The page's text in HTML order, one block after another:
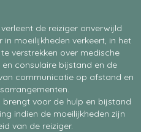
de reiziger onverwijld
moeilijkheden verkeert, in het
verstrekken over medische
consulaire bijstand en de
communicatie op afstand en
brengt voor de hulp en bijstand
indien de moeilijkheden zijn
van de reiziger.